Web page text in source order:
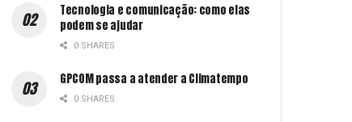
Tecnologia e comunicação: como elas
podem se ajudar
0 SHARES
GPCOM passa a atender a Climatempo
0 SHARES